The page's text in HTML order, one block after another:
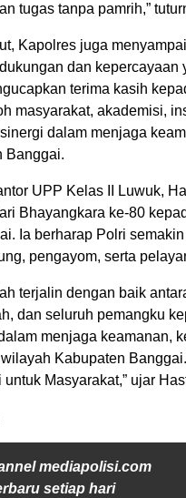
tugas tanpa pamrih,”
Kapolres juga
dan kepercayaan
terima kasih
masyarakat, akademisi,
dalam menjaga
Banggai.
UPP Kelas II Luwuk,
Bhayangkara ke-80
Ia berharap Polri
pengayom, serta
terjalin dengan baik
dan seluruh pemangku
menjaga keamanan,
Kabupaten
Masyarakat,” ujar
mediapolisi.com
setiap hari